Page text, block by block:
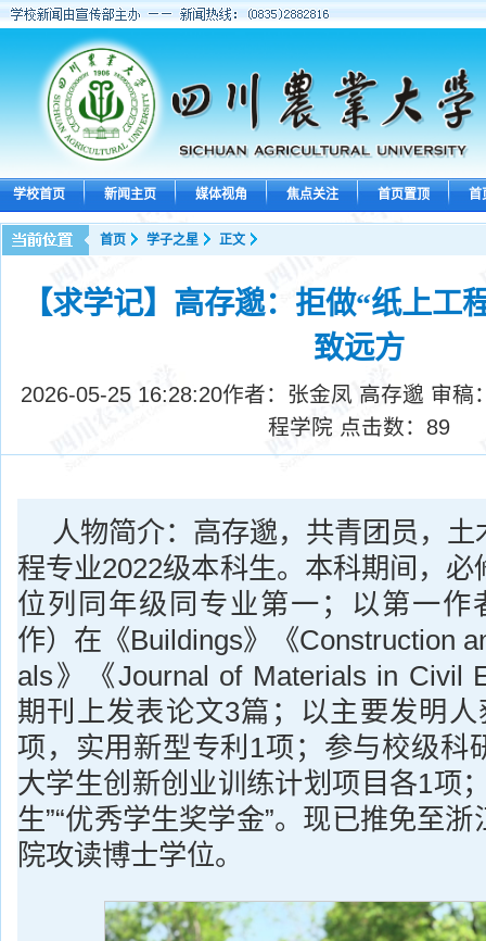
学校首页 新闻主页 媒体视角 焦点关注 首页置顶 首
首页 学子之星 正文
【求学记】高存邈：拒做“纸上工
致远方
2026-05-25 16:28:20作者：张金凤 高存邈 审稿
程学院 点击数： 89
人物简介：高存邈，共青团员，
程专业2022级本科生。本科期间，
位列同年级同专业第一；以第一作
作）在《Buildings》《Construction
als》《Journal of Materials in Civil
期刊上发表论文3篇；以主要发明
项，实用新型专利1项；参与校级科
大学生创新创业训练计划项目各1项
生”“优秀学生奖学金”。现已推免至
院攻读博士学位。